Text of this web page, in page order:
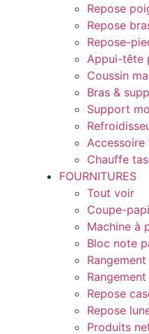
Repose
Repose
Repose-
Appui-tête
Coussin
Bras &
Support
Accessoire
Chauffe
FOURNITURES
Tout voir
Coupe-
Machine à
Bloc note
Repose
Repose
Produits